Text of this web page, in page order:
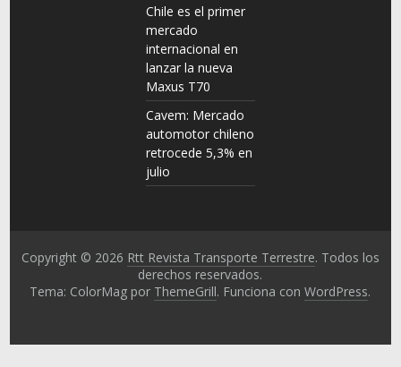
Chile es el primer
mercado
internacional en
lanzar la nueva
Maxus T70
Cavem: Mercado
automotor chileno
retrocede 5,3% en
julio
Copyright © 2026 Rtt Revista Transporte Terrestre. Todos los
derechos reservados.
Tema: ColorMag por ThemeGrill. Funciona conWordPress.